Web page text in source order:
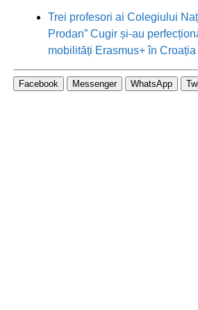
Trei profesori ai Colegiului
Prodan” Cugir și-au
mobilități Erasmus+ în Croația
Facebook Messenger WhatsApp